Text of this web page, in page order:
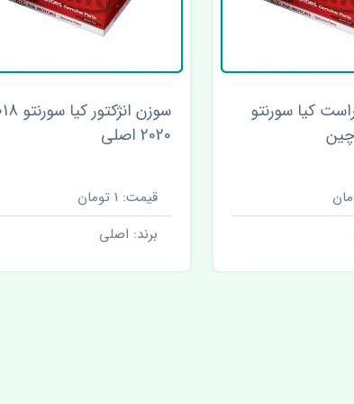
سنسور دور موتور کیا
2018-2020 اصلی
قیمت: 1 تومان
برند: اصلی